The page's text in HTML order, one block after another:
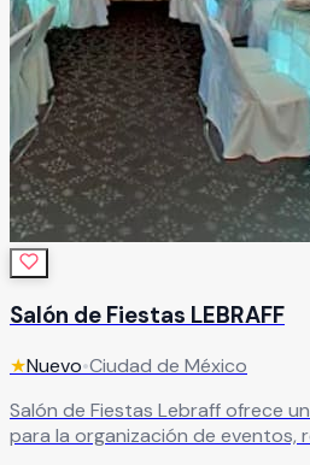
Salón de Fiestas LEBRAFF
★Nuevo•Ciudad de México
Salón de Fiestas Lebraff ofrece
para la organización de eventos,